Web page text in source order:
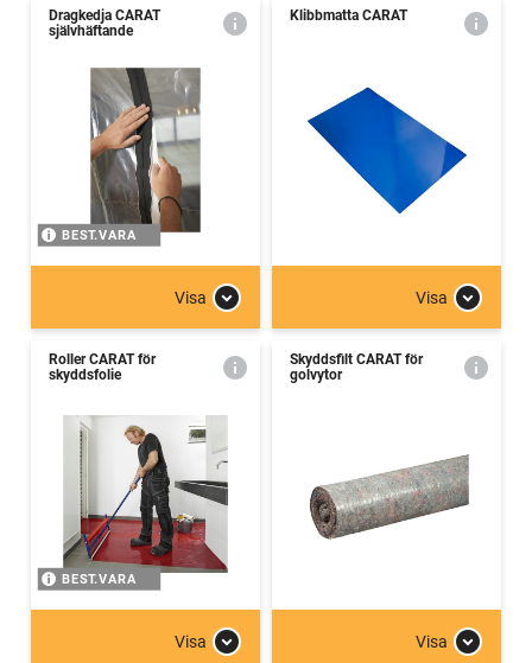
Dragkedja CARAT
självhäftande
BEST.VARA
Visa
Klibbmatta CARAT
Visa
Roller CARAT för
skyddsfolie
BEST.VARA
Visa
Skyddsfilt CARAT för
golvytor
Visa